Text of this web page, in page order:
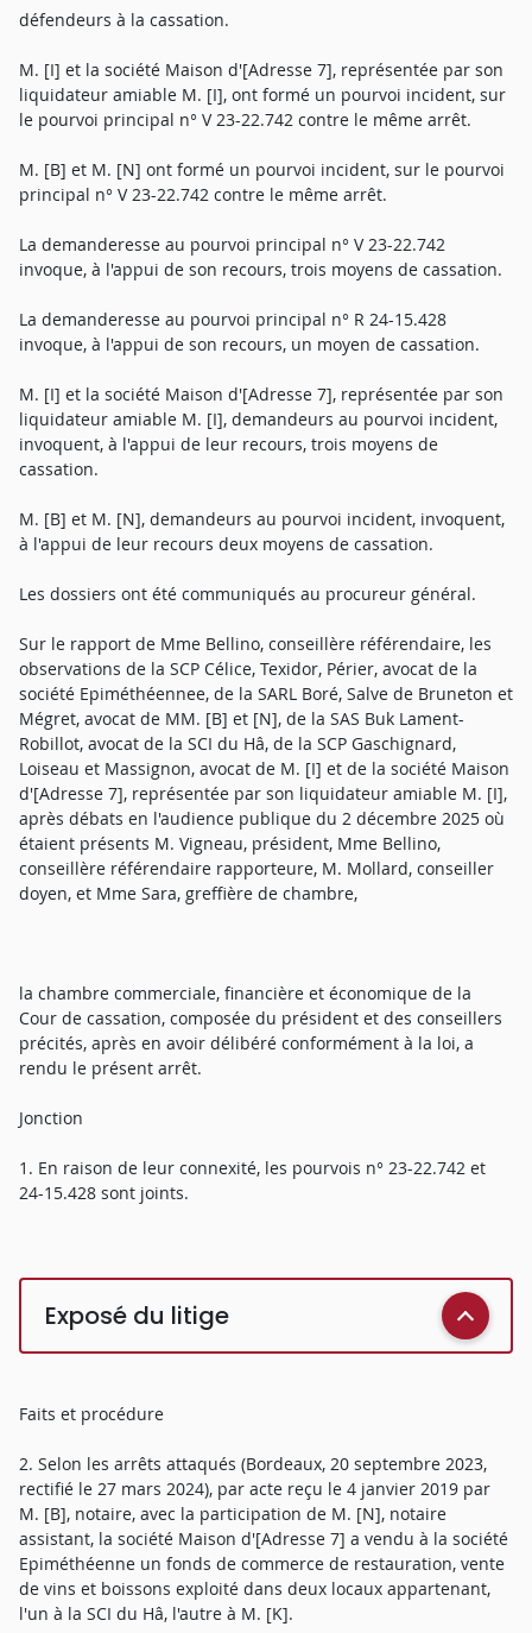
défendeurs à la cassation.
M. [I] et la société Maison d'[Adresse 7], représentée par son
liquidateur amiable M. [I], ont formé un pourvoi incident, sur
le pourvoi principal n° V 23-22.742 contre le même arrêt.
M. [B] et M. [N] ont formé un pourvoi incident, sur le pourvoi
principal n° V 23-22.742 contre le même arrêt.
La demanderesse au pourvoi principal n° V 23-22.742
invoque, à l'appui de son recours, trois moyens de cassation.
La demanderesse au pourvoi principal n° R 24-15.428
invoque, à l'appui de son recours, un moyen de cassation.
M. [I] et la société Maison d'[Adresse 7], représentée par son
liquidateur amiable M. [I], demandeurs au pourvoi incident,
invoquent, à l'appui de leur recours, trois moyens de
cassation.
M. [B] et M. [N], demandeurs au pourvoi incident, invoquent,
à l'appui de leur recours deux moyens de cassation.
Les dossiers ont été communiqués au procureur général.
Sur le rapport de Mme Bellino, conseillère référendaire, les
observations de la SCP Célice, Texidor, Périer, avocat de la
société Epiméthéennee, de la SARL Boré, Salve de Bruneton et
Mégret, avocat de MM. [B] et [N], de la SAS Buk Lament-
Robillot, avocat de la SCI du Hâ, de la SCP Gaschignard,
Loiseau et Massignon, avocat de M. [I] et de la société Maison
d'[Adresse 7], représentée par son liquidateur amiable M. [I],
après débats en l'audience publique du 2 décembre 2025 où
étaient présents M. Vigneau, président, Mme Bellino,
conseillère référendaire rapporteure, M. Mollard, conseiller
doyen, et Mme Sara, greffière de chambre,
la chambre commerciale, financière et économique de la
Cour de cassation, composée du président et des conseillers
précités, après en avoir délibéré conformément à la loi, a
rendu le présent arrêt.
Jonction
1. En raison de leur connexité, les pourvois n° 23-22.742 et
24-15.428 sont joints.
Exposé du litige
Faits et procédure
2. Selon les arrêts attaqués (Bordeaux, 20 septembre 2023,
rectifié le 27 mars 2024), par acte reçu le 4 janvier 2019 par
M. [B], notaire, avec la participation de M. [N], notaire
assistant, la société Maison d'[Adresse 7] a vendu à la société
Epiméthéenne un fonds de commerce de restauration, vente
de vins et boissons exploité dans deux locaux appartenant,
l'un à la SCI du Hâ, l'autre à M. [K].